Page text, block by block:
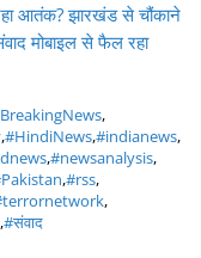
आतंक? झारखंड से चौंकाने
मोबाइल से फैल रहा
,
,#HindiNews,#indianews,
,#newsanalysis,
,#rss,
,
,#संवाद